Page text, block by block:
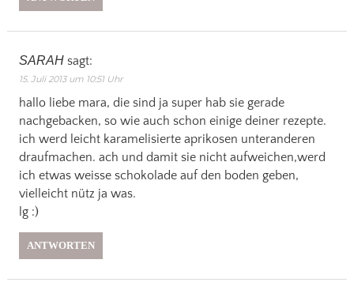
SARAH sagt:
15. Juli 2013 um 10:51 Uhr
hallo liebe mara, die sind ja super hab sie gerade
nachgebacken, so wie auch schon einige deiner rezepte.
ich werd leicht karamelisierte aprikosen unteranderen
draufmachen. ach und damit sie nicht aufweichen,werd
ich etwas weisse schokolade auf den boden geben,
vielleicht nütz ja was.
lg :)
ANTWORTEN